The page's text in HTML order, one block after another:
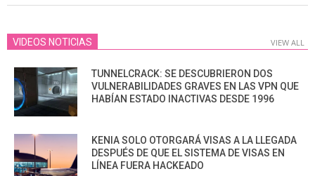
17
VIDEOS NOTICIAS VIEW ALL
TUNNELCRACK: SE DESCUBRIERON DOS
VULNERABILIDADES GRAVES EN LAS VPN QUE
HABÍAN ESTADO INACTIVAS DESDE 1996
KENIA SOLO OTORGARÁ VISAS A LA LLEGADA
DESPUÉS DE QUE EL SISTEMA DE VISAS EN
LÍNEA FUERA HACKEADO